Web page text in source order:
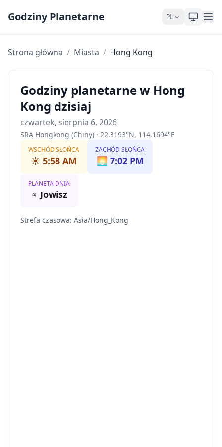
Godziny Planetarne PL
Strona główna / Miasta / Hong Kong
Godziny planetarne w Hong
Kong dzisiaj
czwartek, sierpnia 6, 2026
SRA Hongkong (Chiny) · 22.3193°N, 114.1694°E
WSCHÓD SŁOŃCA
☀️ 5:58 AM
ZACHÓD SŁOŃCA
🌅 7:02 PM
PLANETA DNIA
♃ Jowisz
Strefa czasowa: Asia/Hong_Kong